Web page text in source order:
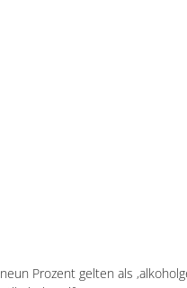
Prozent gelten als